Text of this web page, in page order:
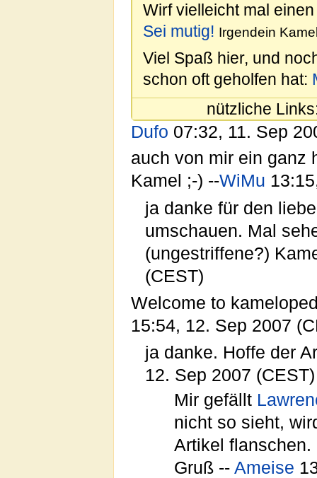
Wirf vielleicht mal
Sei mutig! Irgendein
Viel Spaß hier, und
schon oft geholfen hat:
nützliche
Dufo 07:32, 11. Sep
auch von mir ein ganz
Kamel ;-) --WiMu
ja danke für den
umschauen. Mal
(ungestriffene?)
(CEST)
Welcome to
15:54, 12. Sep 2007
ja danke. Hoffe der
12. Sep 2007 (CEST)
Mir gefällt
nicht so sieht,
Artikel
Gruß --Ameise